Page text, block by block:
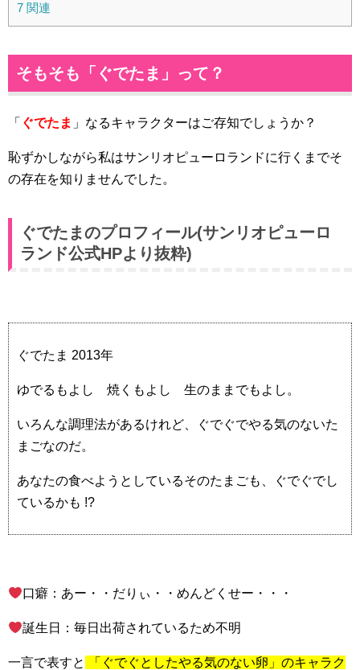
7 関連
そもそも「ぐでたま」って？
「 ぐでたま 」なるキャラクターはご存知でしょうか？
恥ずかしながら私はサンリオピューロランドに行くまでそ
の存在を知りませんでした。
ぐでたまのプロフィール(サンリオピューロ
ランド公式HPより抜粋)
ぐでたま 2013年
ゆでるもよし 焼くもよし 生のままでもよし。
いろんな調理法があるけれど、ぐでぐでやる気のないた
まごなのだ。
あなたの食べようとしているそのたまごも、ぐでぐでし
ているかも !?
口癖：あー・・だりぃ・・めんどくせー・・・
誕生日：毎日出荷されているため不明
一言で表すと
「ぐでぐとしたやる気のない卵」のキャラク